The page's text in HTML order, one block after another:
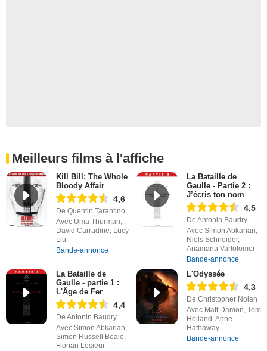
Meilleurs films à l'affiche
Kill Bill: The Whole
Bloody Affair
4,6
De Quentin Tarantino
Avec Uma Thurman,
David Carradine, Lucy
Liu
Bande-annonce
La Bataille de
Gaulle - Partie 2 :
J’écris ton nom
4,5
De Antonin Baudry
Avec Simon Abkarian,
Niels Schneider,
Anamaria Vartolomei
Bande-annonce
La Bataille de
Gaulle - partie 1 :
L'Âge de Fer
4,4
De Antonin Baudry
Avec Simon Abkarian,
Simon Russell Beale,
Florian Lesieur
L'Odyssée
4,3
De Christopher Nolan
Avec Matt Damon, Tom
Holland, Anne
Hathaway
Bande-annonce